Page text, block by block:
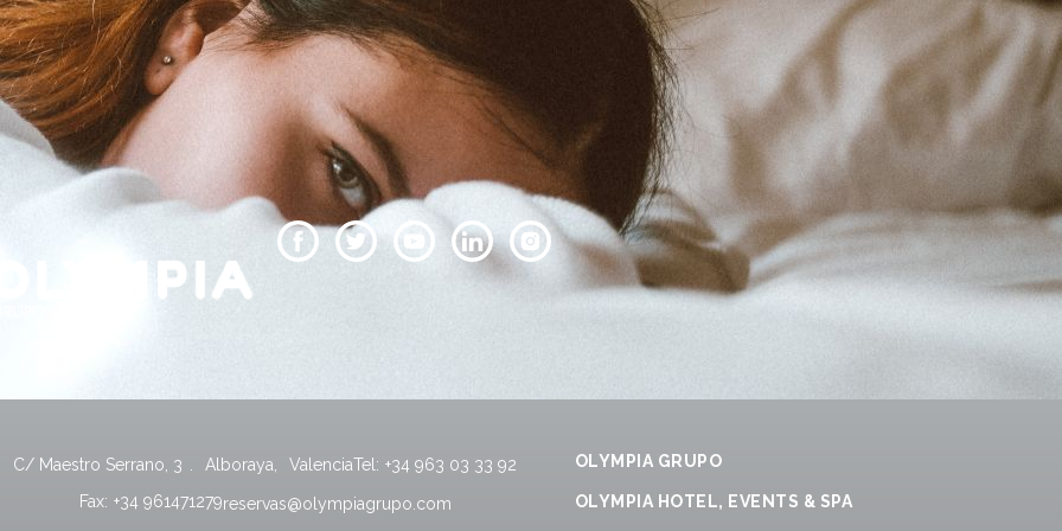
C/ Maestro Serrano, 3 . Alboraya, ValenciaTel: +34 963 03 33 92
Fax: +34 961471279reservas@olympiagrupo.com
OLYMPIA GRUPO
OLYMPIA HOTEL, EVENTS & SPA